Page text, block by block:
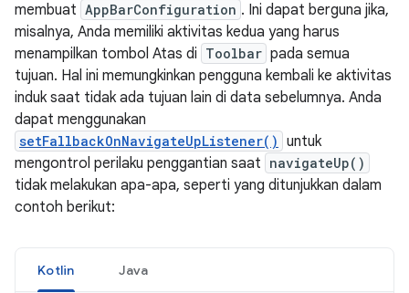
membuat AppBarConfiguration . Ini dapat berguna jika,
misalnya, Anda memiliki aktivitas kedua yang harus
menampilkan tombol Atas di Toolbar pada semua
tujuan. Hal ini memungkinkan pengguna kembali ke aktivitas
induk saat tidak ada tujuan lain di data sebelumnya. Anda
dapat menggunakan
setFallbackOnNavigateUpListener() untuk
mengontrol perilaku penggantian saat navigateUp()
tidak melakukan apa-apa, seperti yang ditunjukkan dalam
contoh berikut:
Kotlin Java